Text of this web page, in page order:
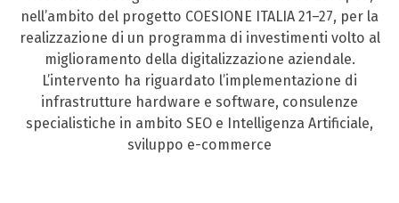
nell’ambito del progetto COESIONE ITALIA 21–27, per la
realizzazione di un programma di investimenti volto al
miglioramento della digitalizzazione aziendale.
L’intervento ha riguardato l’implementazione di
infrastrutture hardware e software, consulenze
specialistiche in ambito SEO e Intelligenza Artificiale,
sviluppo e-commerce